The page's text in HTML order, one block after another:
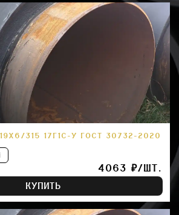
315 17Г1С-У ГОСТ 30732-2020
4063 ₽/ШТ.
КУПИТЬ